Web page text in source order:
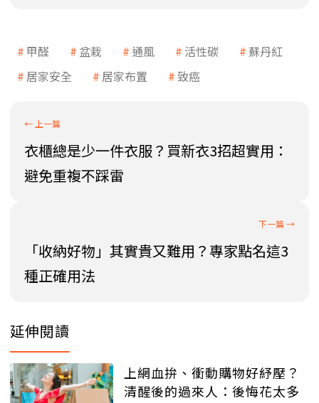
甲醛 盆栽 通風 活性碳
蘇丹紅
居家安全
居家布置 致癌
衣櫃總是少一件衣服？買新衣3招超實用：
避免重複不踩雷
「收納好物」其實貴又難用？專家點名這3
種正確用法
延伸閱讀
上網血拚、衝動購物好紓壓？
清醒後的過來人：後悔花太多